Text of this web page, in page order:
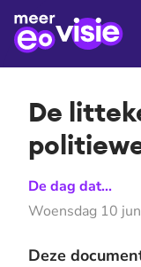
De
De dag dat...
Woensdag 10
Deze